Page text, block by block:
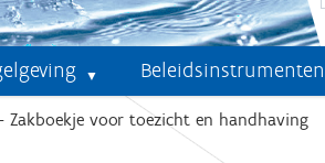
Beleidsinstrumenten
Zakboekje voor toezicht en handhaving